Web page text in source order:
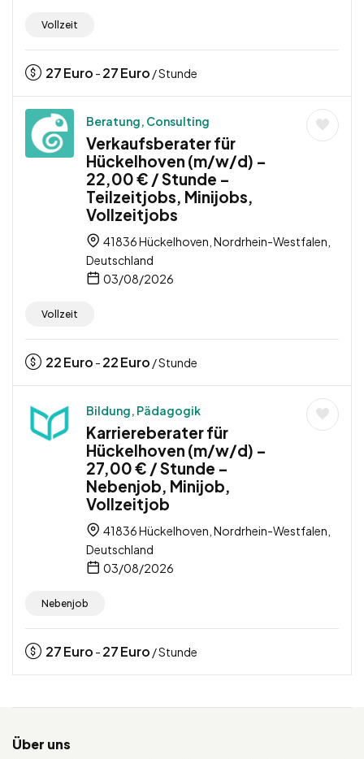
Vollzeit
27Euro - 27Euro / Stunde
Beratung, Consulting
Verkaufsberater für
Hückelhoven (m/w/d) –
22,00 € / Stunde –
Teilzeitjobs, Minijobs,
Vollzeitjobs
41836 Hückelhoven, Nordrhein-Westfalen,
Deutschland
03/08/2026
Vollzeit
22Euro - 22Euro / Stunde
Bildung, Pädagogik
Karriereberater für
Hückelhoven (m/w/d) –
27,00 € / Stunde –
Nebenjob, Minijob,
Vollzeitjob
41836 Hückelhoven, Nordrhein-Westfalen,
Deutschland
03/08/2026
Nebenjob
27Euro - 27Euro / Stunde
Über uns